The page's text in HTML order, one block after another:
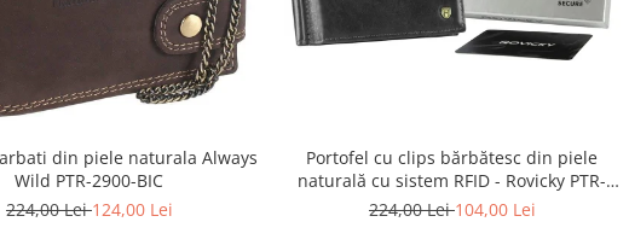
din piele naturala Always
Wild PTR-2900-BIC
224,00 Lei124,00 Lei
Portofel cu clips bărbătesc din piele
naturală cu sistem RFID - Rovicky PTR-
N1908-RVT-9799 BLACK
224,00 Lei104,00 Lei